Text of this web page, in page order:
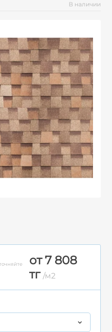
В наличии
от 7 808
тг/м2